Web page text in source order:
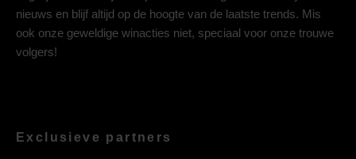
nieuws en blijf altijd op de hoogte van de laatste trends. Mis
ook onze geweldige winacties niet, speciaal voor onze trouwe
volgers!
Exclusieve partners